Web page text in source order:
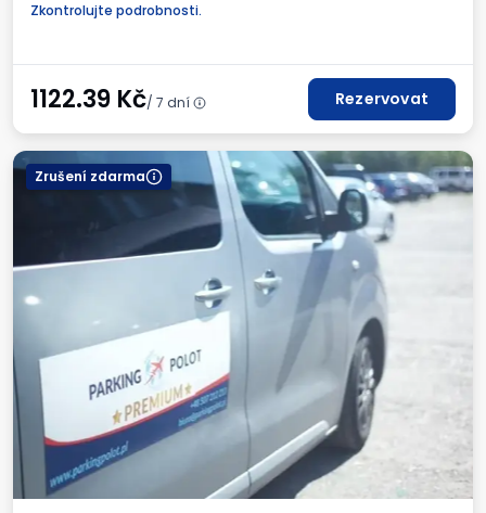
Zkontrolujte podrobnosti.
1122.39 Kč/ 7 dní Rezervovat
Zrušení zdarma